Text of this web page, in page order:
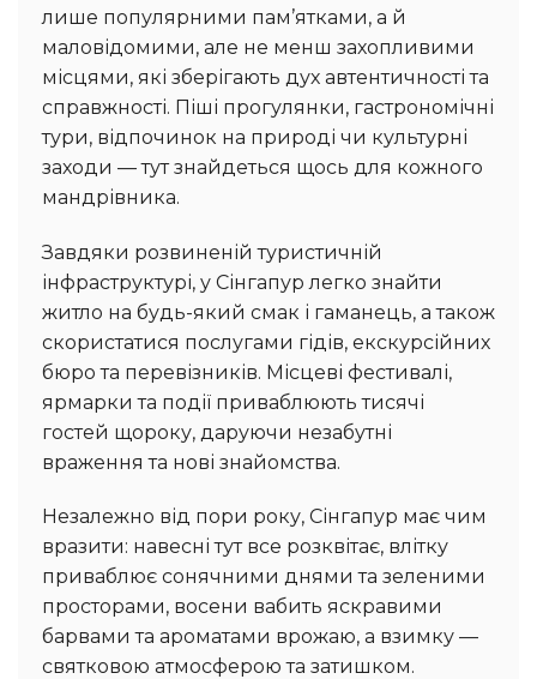
лише популярними пам’ятками, а й
маловідомими, але не менш захопливими
місцями, які зберігають дух автентичності та
справжності. Піші прогулянки, гастрономічні
тури, відпочинок на природі чи культурні
заходи — тут знайдеться щось для кожного
мандрівника.
Завдяки розвиненій туристичній
інфраструктурі, у Сінгапур легко знайти
житло на будь-який смак і гаманець, а також
скористатися послугами гідів, екскурсійних
бюро та перевізників. Місцеві фестивалі,
ярмарки та події приваблюють тисячі
гостей щороку, даруючи незабутні
враження та нові знайомства.
Незалежно від пори року, Сінгапур має чим
вразити: навесні тут все розквітає, влітку
приваблює сонячними днями та зеленими
просторами, восени вабить яскравими
барвами та ароматами врожаю, а взимку —
святковою атмосферою та затишком.